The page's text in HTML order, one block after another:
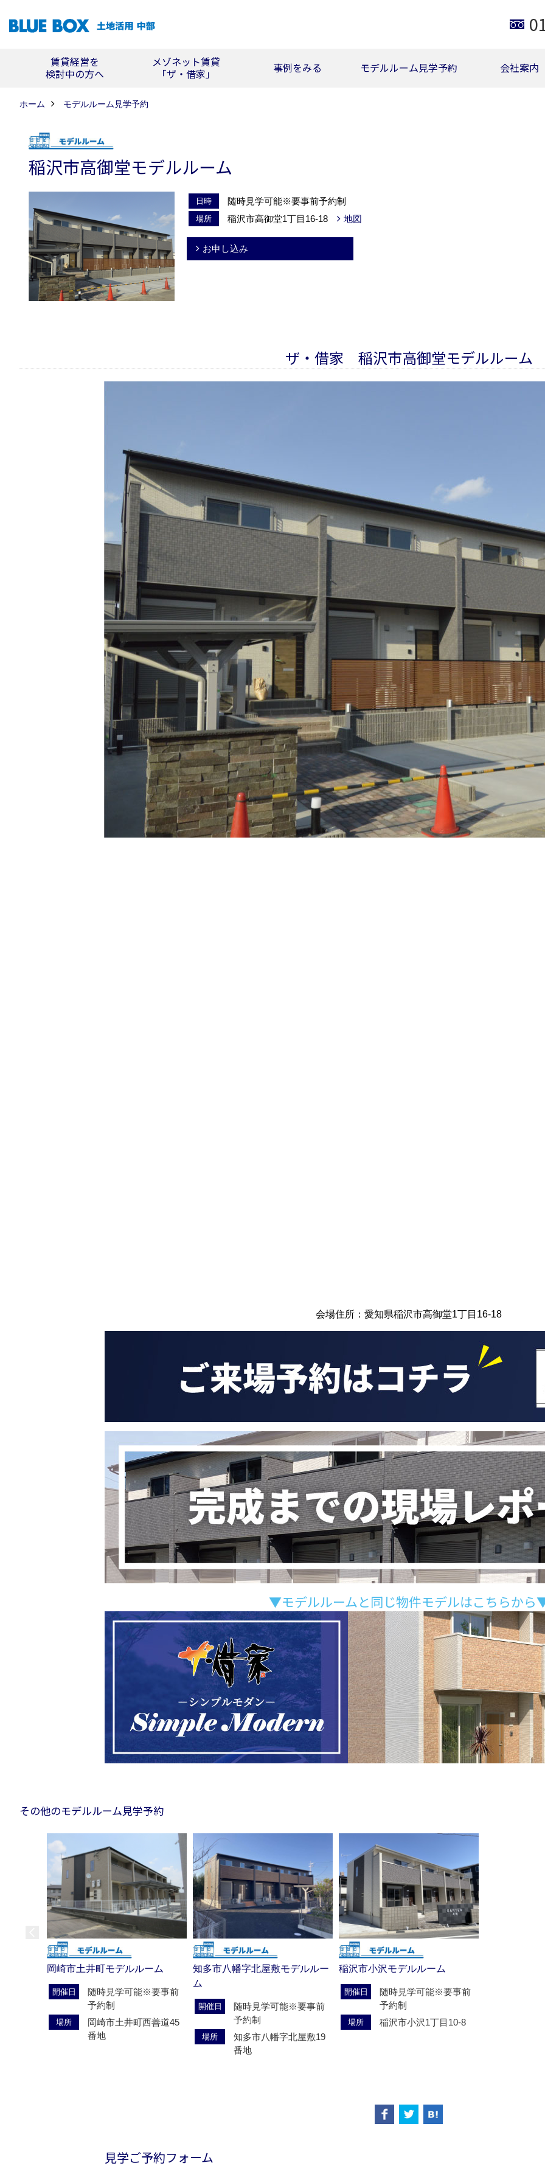
賃貸経営を
検討中の方へ
メゾネット賃貸
「ザ・借家」
事例をみる モデルルーム見学予約 会社案内
ホーム モデルルーム見学予約
稲沢市高御堂モデルルーム
日時 随時見学可能※要事前予約制
場所 稲沢市高御堂1丁目16-18 地図
お申し込み
ザ・借家 稲沢市高御堂モデルルーム
会場住所：愛知県稲沢市高御堂1丁目16-18
▼モデルルームと同じ物件モデルはこちらから
その他のモデルルーム見学予約
岡崎市土井町モデルルーム
開催日
随時見学可能※要事前
予約制
場所
岡崎市土井町西善道45
番地
知多市八幡字北屋敷モデルルー
ム
開催日
随時見学可能※要事前
予約制
場所
知多市八幡字北屋敷19
番地
稲沢市小沢モデルルーム
開催日
随時見学可能※要事前
予約制
場所 稲沢市小沢1丁目10-8
見学ご予約フォーム